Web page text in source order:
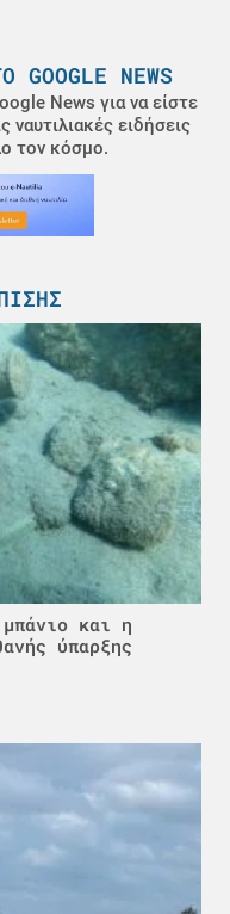
NEWS
News για να είστε
ναυτιλιακές ειδήσεις
τον κόσμο.
και η
ύπαρξης